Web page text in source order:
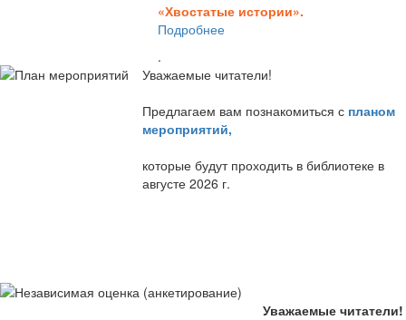
«Хвостатые истории».
Подробнее
.
Уважаемые читатели!
Предлагаем вам познакомиться с планом
мероприятий,
которые будут проходить в библиотеке в
августе 2026 г.
Уважаемые читатели!